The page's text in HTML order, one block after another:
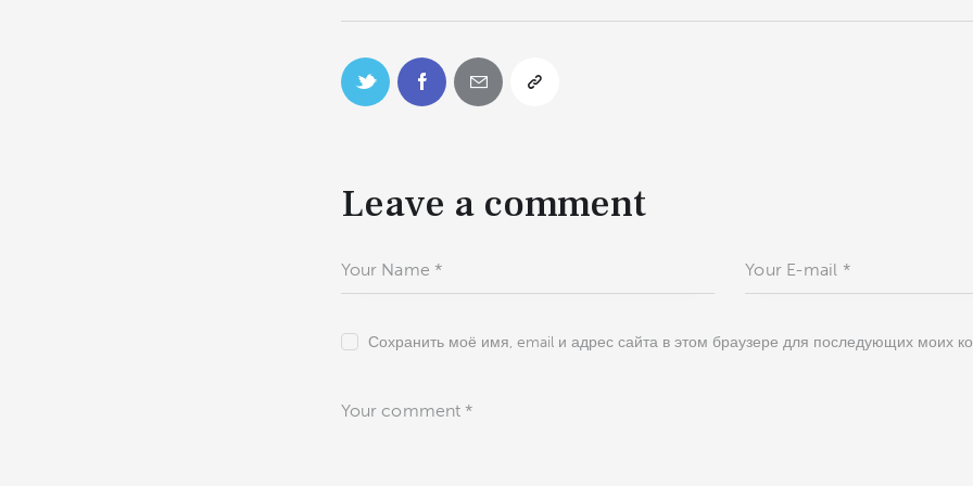
Leave a comment
Сохранить моё имя, email и адрес сайта в этом браузере для последующих моих